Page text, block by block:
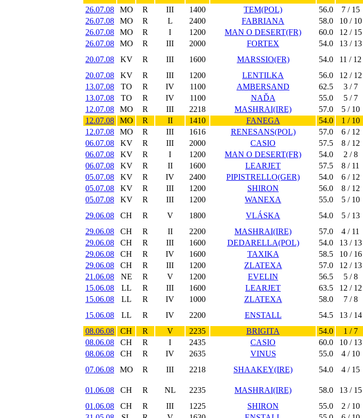
26.07.08
MO R III 1400 TEM(POL) 56.0 7 / 15
26.07.08
MO R L 2400 FABRIANA 58.0 10 / 10
26.07.08
MO R I 1200 MAN O DESERT(FR) 60.0 12 / 15
26.07.08
MO R III 2000 FORTEX 54.0 13 / 13
20.07.08
KV R III 1600 MARSSIO(FR) 54.0 11 / 12
20.07.08
KV R III 1200 LENTILKA 56.0 12 / 12
13.07.08
TO R IV 1100 AMBERSAND 62.5 3 / 7
13.07.08
TO R IV 1100 NAĎA 55.0 5 / 7
12.07.08
MO R III 2218 MASHRAI(IRE) 57.0 5 / 10
12.07.08
MO R II 1410 FANEGA 54.0 1 / 10
12.07.08
MO R III 1616 RENESANS(POL) 57.0 6 / 12
06.07.08
KV R III 2000 CASIO 57.5 8 / 12
06.07.08
KV R I 1200 MAN O DESERT(FR) 54.0 2 / 8
06.07.08
KV R II 1600 LEARJET 57.5 8 / 11
05.07.08
KV R IV 2400 PIPISTRELLO(GER) 54.0 6 / 12
05.07.08
KV R III 1200 SHIRON 56.0 8 / 12
05.07.08
KV R III 1200 WANEXA 55.0 5 / 10
29.06.08
CH R V 1800 VLÁSKA 54.0 5 / 13
29.06.08
CH R II 2200 MASHRAI(IRE) 57.0 4 / 11
29.06.08
CH R III 1600 DEDARELLA(POL) 54.0 13 / 13
29.06.08
CH R IV 1600 TAXIKA 58.5 10 / 16
29.06.08
CH R III 1200 ZLATEXA 57.0 12 / 13
21.06.08
NE R V 1200 EVELIN 56.5 5 / 8
15.06.08
LL R III 1600 LEARJET 63.5 12 / 12
15.06.08
LL R IV 1000 ZLATEXA 58.0 7 / 8
15.06.08
LL R IV 2200 ENSTALL 54.5 13 / 14
08.06.08
CH R V 2235 BRIGITA 54.0 1 / 7
08.06.08
CH R I 2435 CASIO 60.0 10 / 13
08.06.08
CH R IV 2635 VINUS 55.0 4 / 10
07.06.08
MO R III 2218 SHAAKEY(IRE) 54.0 4 / 15
01.06.08 CH R NL 2235 MASHRAI(IRE) 58.0 13 / 15
01.06.08
CH R III 1225 SHIRON 55.0 2 / 10